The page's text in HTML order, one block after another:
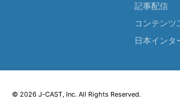
記事配信
コンテンツ
日本インタ
© 2026 J-CAST, Inc. All Rights Reserved.